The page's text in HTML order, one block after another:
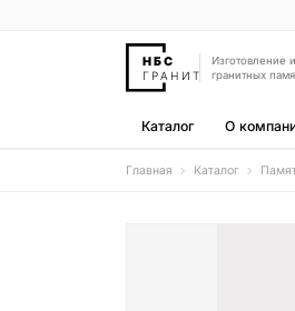
Изготовление
гранитных
Каталог О
Главная Каталог